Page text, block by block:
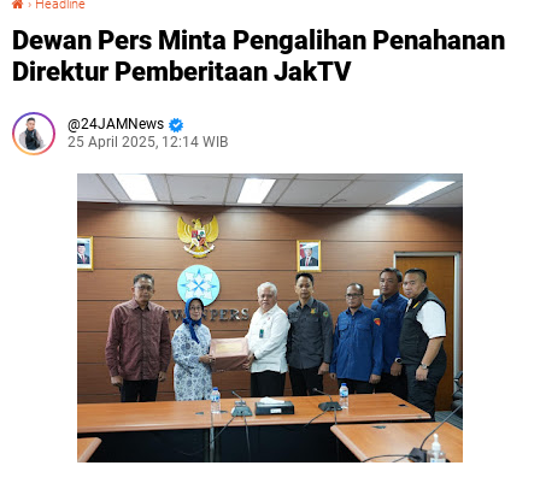
› Headline
Dewan Pers Minta Pengalihan Penahanan
Direktur Pemberitaan JakTV
24JAMNews
25 April 2025, 12:14 WIB